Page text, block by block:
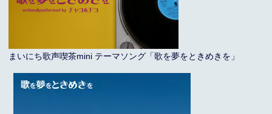
まいにち歌声喫茶mini テーマソング「歌を夢をときめきを」